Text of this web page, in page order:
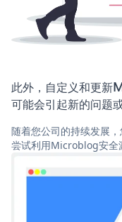
此外，自定义和更新
可能会引起新的问题或
随着您公司的持续发展
尝试利用Microblog安全